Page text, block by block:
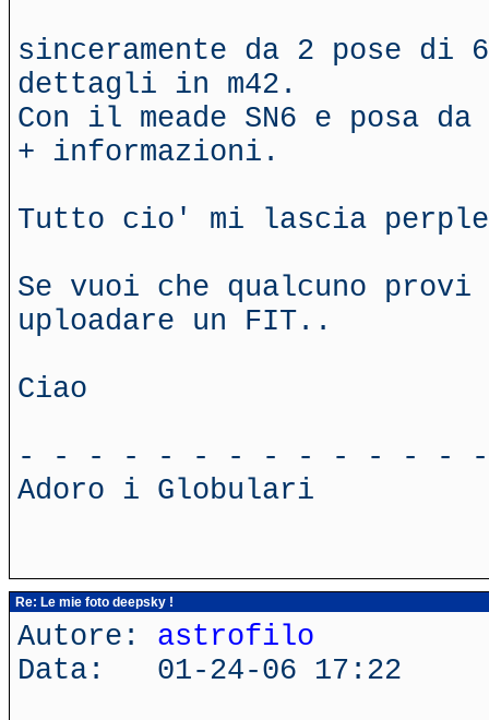
sinceramente da 2 pose
dettagli in m42.
Con il meade SN6 e posa
+ informazioni.
Tutto cio' mi lascia
Se vuoi che qualcuno
uploadare un FIT..
Ciao
- - - - - - - - - - - - -
Adoro i Globulari
Re: Le mie foto deepsky !
Autore: astrofilo
Data: 01-24-06 17:22